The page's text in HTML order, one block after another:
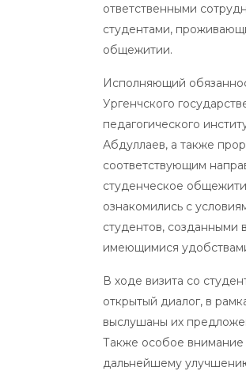
ответственными
студентами,
общежитии.
Исполняющий
Ургенчского
педагогического
Абдуллаев, а также
соответствующим
студенческое
ознакомились с
студентов, созданными
имеющимися
В ходе визита со
открытый диалог, в
выслушаны их
Также особое
дальнейшему